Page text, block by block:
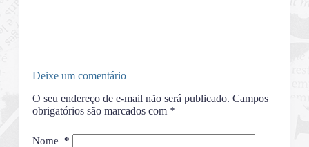
Deixe um comentário
O seu endereço de e-mail não será publicado. Campos
obrigatórios são marcados com *
Nome *